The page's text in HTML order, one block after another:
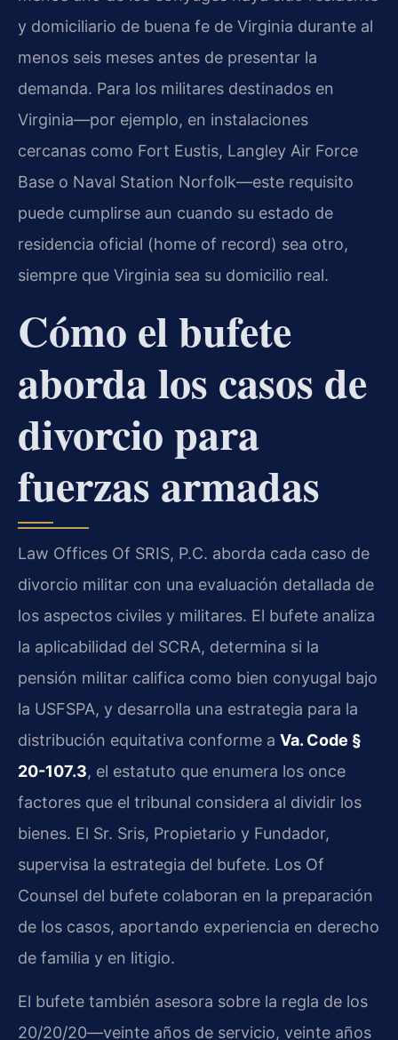
y domiciliario de buena fe de Virginia durante al
menos seis meses antes de presentar la
demanda. Para los militares destinados en
Virginia—por ejemplo, en instalaciones
cercanas como Fort Eustis, Langley Air Force
Base o Naval Station Norfolk—este requisito
puede cumplirse aun cuando su estado de
residencia oficial (home of record) sea otro,
siempre que Virginia sea su domicilio real.
Cómo el bufete
aborda los casos de
divorcio para
fuerzas armadas
Law Offices Of SRIS, P.C. aborda cada caso de
divorcio militar con una evaluación detallada de
los aspectos civiles y militares. El bufete analiza
la aplicabilidad del SCRA, determina si la
pensión militar califica como bien conyugal bajo
la USFSPA, y desarrolla una estrategia para la
distribución equitativa conforme a Va. Code §
20-107.3, el estatuto que enumera los once
factores que el tribunal considera al dividir los
bienes. El Sr. Sris, Propietario y Fundador,
supervisa la estrategia del bufete. Los Of
Counsel del bufete colaboran en la preparación
de los casos, aportando experiencia en derecho
de familia y en litigio.
El bufete también asesora sobre la regla de los
20/20/20—veinte años de servicio, veinte años